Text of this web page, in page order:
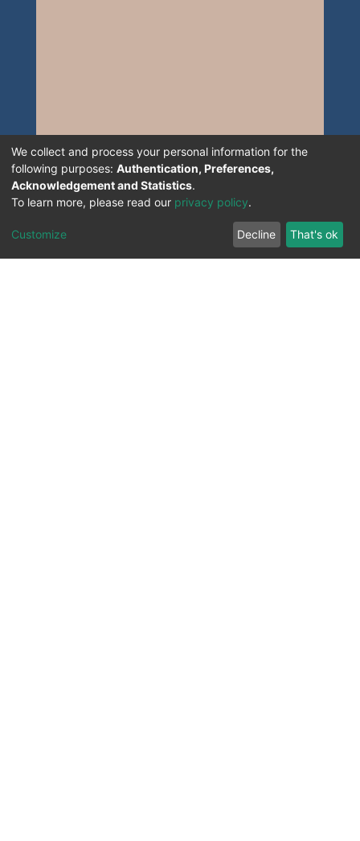
We collect and process your personal information for the
following purposes: Authentication, Preferences,
Acknowledgement and Statistics.
To learn more, please read our privacy policy.
Customize Decline That's ok